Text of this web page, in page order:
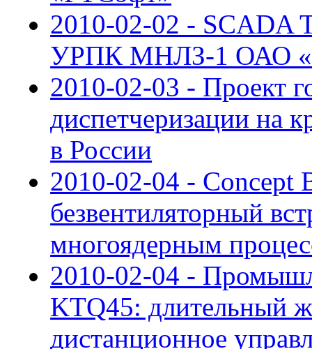
2010-02-02 -
УРПК МНЛЗ-1 ОАО
2010-02-03 - Проект
диспетчеризации на
в России
2010-02-04 - Concept
безвентиляторный
многоядерным
2010-02-04 -
KTQ45: длительный
дистанционное